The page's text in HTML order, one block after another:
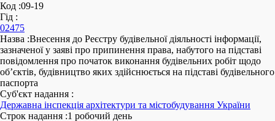
Код :09-19
Гід :
02475
Назва :Внесення до Реєстру будівельної діяльності інформації,
зазначеної у заяві про припинення права, набутого на підставі
повідомлення про початок виконання будівельних робіт щодо
об’єктів, будівництво яких здійснюється на підставі будівельного
паспорта
Суб'єкт надання :
Державна інспекція архітектури та містобудування України
Строк надання :1 робочий день